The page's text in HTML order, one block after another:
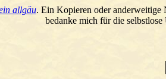
allgäu. Ein Kopieren oder anderweitige
bedanke mich für die